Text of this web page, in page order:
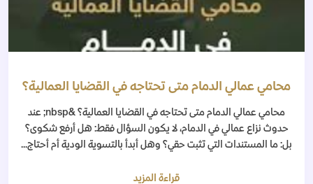
محامي عمالي الدمام متى تحتاجه في القضايا العمالية؟
محامي عمالي الدمام متى تحتاجه في القضايا العمالية؟ &nbsp; عند
حدوث نزاع عمالي في الدمام، لا يكون السؤال فقط: هل أرفع شكوى؟
بل: ما المستندات التي تثبت حقي؟ وهل أبدأ بالتسوية الودية أم أحتاج...
قراءة المزيد